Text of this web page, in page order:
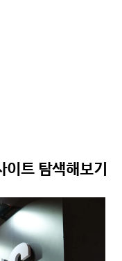
이트 탐색해보기